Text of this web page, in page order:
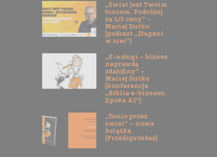
„Świat jest Twoim
biurem. Podróżuj
za 1/3 ceny” –
Maciej Dutko
[podcast „Złapani
w sieć”]
„E-usługi – biznes
naprawdę
zda[o]lny” –
Maciej Dutko
[konferencja
„Biblia e-biznesu.
Epoka AI”]
„Tanio przez
świat” – nowa
książka
[Przedsprzedaż]